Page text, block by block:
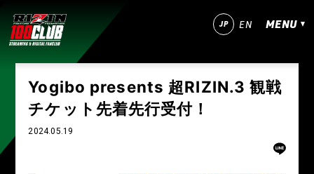
JP EN MENU
今すぐ登録！ ログイン
MATCHES
Yogibo presents 超RIZIN.3 観戦
チケット先着先行受付！
2024.05.19